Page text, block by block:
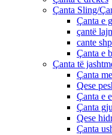
Çanta Sling/
Çanta e
çantë
cante
Çanta e
Çanta të
Çanta
Qese
Çanta e
Çanta
Qese
Çanta